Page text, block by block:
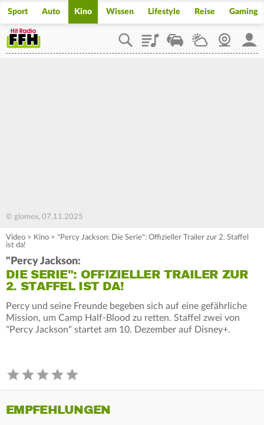
Sport Auto Kino Wissen Lifestyle Reise Gaming
PlaylistStaupilotWetterWebcam
© glomex, 07.11.2025
Video > Kino > "Percy Jackson: Die Serie": Offizieller Trailer zur 2. Staffel
ist da!
"Percy Jackson:
DIE SERIE": OFFIZIELLER TRAILER ZUR
2. STAFFEL IST DA!
Percy und seine Freunde begeben sich auf eine gefährliche
Mission, um Camp Half-Blood zu retten. Staffel zwei von
"Percy Jackson" startet am 10. Dezember auf Disney+.
EMPFEHLUNGEN